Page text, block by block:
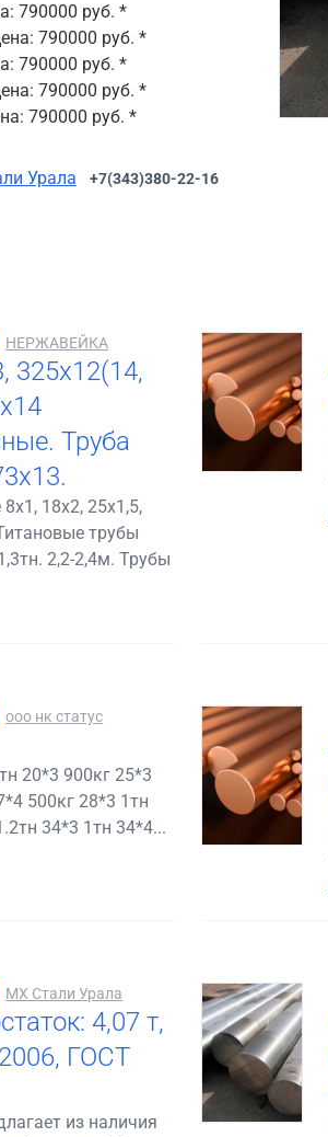
790000 руб. *
790000 руб. *
790000 руб. *
790000 руб. *
790000 руб. *
Урала +7(343)380-22-16
НЕРЖАВЕЙКА
325х12(14,
Труба
18х2, 25х1,5,
трубы
2,2-2,4м. Трубы
ооо нк статус
20*3 900кг 25*3
500кг 28*3 1тн
34*3 1тн 34*4...
МХ Стали Урала
4,07 т,
ГОСТ
из наличия